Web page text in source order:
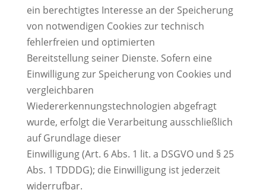
ein berechtigtes Interesse an der Speicherung
von notwendigen Cookies zur technisch
fehlerfreien und optimierten
Bereitstellung seiner Dienste. Sofern eine
Einwilligung zur Speicherung von Cookies und
vergleichbaren
Wiedererkennungstechnologien abgefragt
wurde, erfolgt die Verarbeitung ausschließlich
auf Grundlage dieser
Einwilligung (Art. 6 Abs. 1 lit. a DSGVO und § 25
Abs. 1 TDDDG); die Einwilligung ist jederzeit
widerrufbar.